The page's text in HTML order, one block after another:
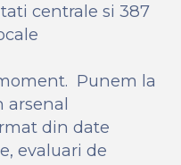
centrale si 387
Punem la
arsenal
din date
evaluari de